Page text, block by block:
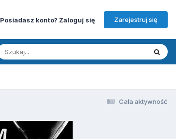
Posiadasz konto? Zaloguj się Zarejestruj się
Cała aktywność